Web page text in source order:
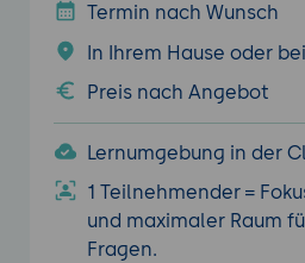
Termin nach Wunsch
In Ihrem Hause oder
Preis nach Angebot
Lernumgebung in der
1 Teilnehmender =
und maximaler Raum
Fragen.